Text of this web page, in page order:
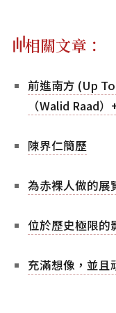
相關文章：
前進南方 (Up
（Walid Raad
陳界仁簡歷
為赤裸人做的展
位於歷史極限的
充滿想像，並